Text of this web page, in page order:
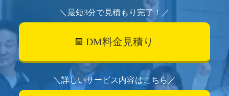
＼最短3分で見積もり完了！／
DM料金見積り
＼詳しいサービス内容はこちら／